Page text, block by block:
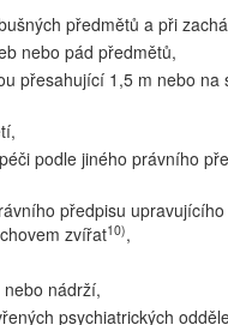
předmětů a při
nebo pád předmětů,
přesahující 1,5 m nebo na
podle jiného právního
předpisu
zvířat10),
nádrží,
psychiatrických